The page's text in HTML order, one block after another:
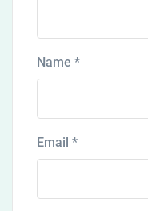
Name *
Email *